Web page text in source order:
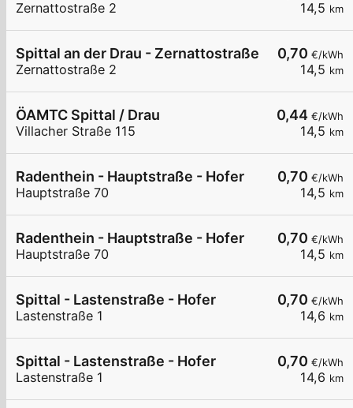
14,5 km
Zernattostraße 2
0,70 €/kWh
14,5 km
Spittal an der Drau - Zernattostraße
Zernattostraße 2
0,44 €/kWh
14,5 km
ÖAMTC Spittal / Drau
Villacher Straße 115
0,70 €/kWh
14,5 km
Radenthein - Hauptstraße - Hofer
Hauptstraße 70
0,70 €/kWh
14,5 km
Radenthein - Hauptstraße - Hofer
Hauptstraße 70
0,70 €/kWh
14,6 km
Spittal - Lastenstraße - Hofer
Lastenstraße 1
0,70 €/kWh
14,6 km
Spittal - Lastenstraße - Hofer
Lastenstraße 1